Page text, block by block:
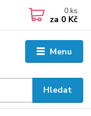
Menu
Hledat
0 ks
za 0 Kč